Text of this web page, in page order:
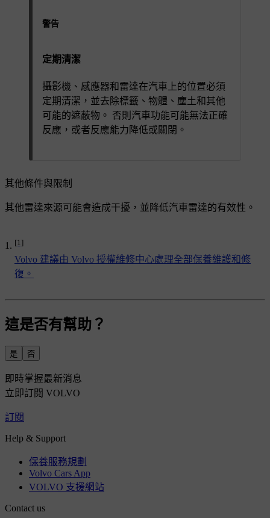
警告
定期清潔
攝影機、感應器和雷達在汽車上的位置必須
定期清潔，並去除標籤、物體、塵土和其他
可能的遮蔽物。 否則汽車功能可能無法正確
反應，或者反應能力降低或關閉。
其他條件與限制
其他雷達來源可能會造成干擾，並降低汽車雷達的有效性。
[1]
Volvo 建議由 Volvo 授權維修中心處理全部保養維護和修
復。
這是否有幫助？
是 否